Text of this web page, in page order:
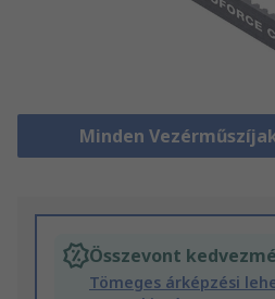
Minden
Összevont
Tömeges árképzési